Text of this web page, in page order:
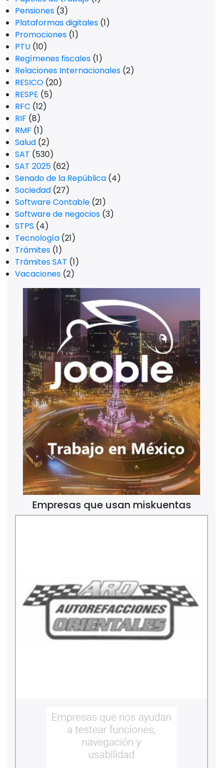
Pensiones (3)
Plataformas digitales (1)
Promociones (1)
PTU (10)
Regímenes fiscales (1)
Relaciones Internacionales (2)
RESICO (20)
RESPE (5)
RFC (12)
RIF (8)
RMF (1)
Salud (2)
SAT (530)
SAT 2025 (62)
Senado de la República (4)
Sociedad (27)
Software Contable (21)
Software de negocios (3)
STPS (4)
Tecnología (21)
Trámites (1)
Trámites SAT (1)
Vacaciones (2)
Empresas que usan miskuentas